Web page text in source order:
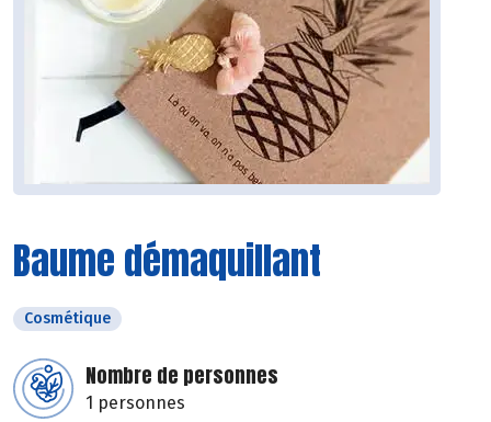
Baume démaquillant
Cosmétique
Nombre de personnes
1 personnes